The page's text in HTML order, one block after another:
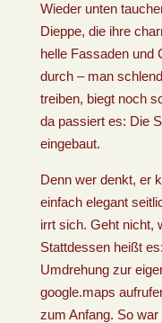
Wieder unten
Dieppe, die ihre
helle Fassaden und
durch – man
treiben, biegt noch
da passiert es: Die
eingebaut.
Denn wer denkt, er
einfach elegant
irrt sich. Geht nicht,
Stattdessen heißt
Umdrehung zur
google.maps
zum Anfang. So